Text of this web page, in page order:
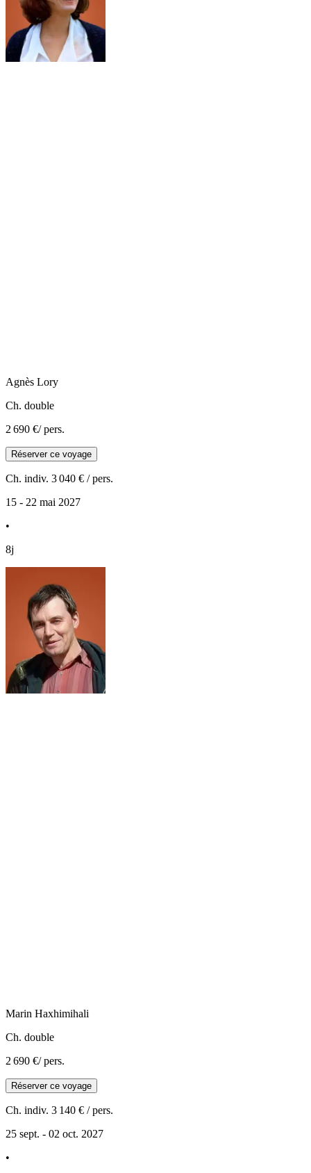
Agnès Lory
Ch. double
2 690 €/ pers.
Réserver ce voyage
Ch. indiv. 3 040 € / pers.
15 - 22 mai 2027
•
8j
Marin Haxhimihali
Ch. double
2 690 €/ pers.
Réserver ce voyage
Ch. indiv. 3 140 € / pers.
25 sept. - 02 oct. 2027
•